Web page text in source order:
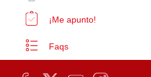
¡Me apunto!
Faqs